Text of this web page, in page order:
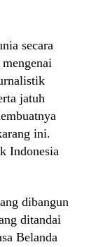
secara
jatuh
ini.
Indonesia
dibangun
ditandai
Belanda